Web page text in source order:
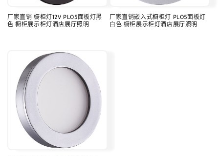
厂家直销 橱柜灯12V PL05面板灯黑
色 橱柜展示柜灯酒店展厅照明
厂家直销嵌入式橱柜灯 PL05面板灯
白色 橱柜展示柜灯酒店展厅照明